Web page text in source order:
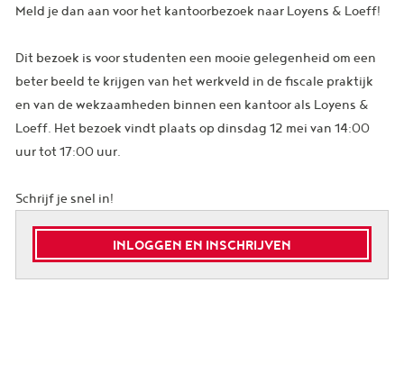
Meld je dan aan voor het kantoorbezoek naar Loyens & Loeff!
Dit bezoek is voor studenten een mooie gelegenheid om een
beter beeld te krijgen van het werkveld in de fiscale praktijk
en van de wekzaamheden binnen een kantoor als Loyens &
Loeff. Het bezoek vindt plaats op dinsdag 12 mei van 14:00
uur tot 17:00 uur.
Schrijf je snel in!
INLOGGEN EN INSCHRIJVEN